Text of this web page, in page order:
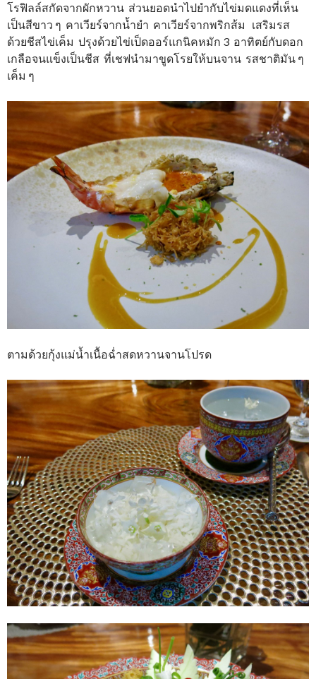
โรฟิลล์สกัดจากผักหวาน ส่วนยอดนำไปยำกับไข่มดแดงที่เห็น
เป็นสีขาว ๆ คาเวียร์จากน้ำยำ คาเวียร์จากพริกส้ม เสริมรส
ด้วยชีสไข่เค็ม ปรุงด้วยไข่เป็ดออร์แกนิคหมัก 3 อาทิตย์กับดอก
เกลือจนแข็งเป็นชีส ที่เชฟนำมาขูดโรยให้บนจาน รสชาติมัน ๆ
เค็ม ๆ
ตามด้วยกุ้งแม่น้ำเนื้อฉ่ำสดหวานจานโปรด